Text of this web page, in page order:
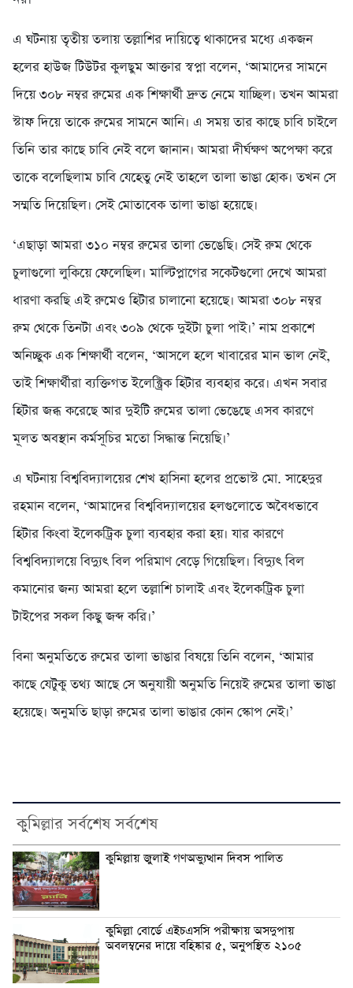
এ ঘটনায় তৃতীয় তলায় তল্লাশির দায়িত্বে থাকাদের মধ্যে একজন
হলের হাউজ টিউটর কুলছুম আক্তার স্বপ্না বলেন, ‘আমাদের সামনে
দিয়ে ৩০৮ নম্বর রুমের এক শিক্ষার্থী দ্রুত নেমে যাচ্ছিল। তখন আমরা
স্টাফ দিয়ে তাকে রুমের সামনে আনি। এ সময় তার কাছে চাবি চাইলে
তিনি তার কাছে চাবি নেই বলে জানান। আমরা দীর্ঘক্ষণ অপেক্ষা করে
তাকে বলেছিলাম চাবি যেহেতু নেই তাহলে তালা ভাঙা হোক। তখন সে
সম্মতি দিয়েছিল। সেই মোতাবেক তালা ভাঙা হয়েছে।
‘এছাড়া আমরা ৩১০ নম্বর রুমের তালা ভেঙেছি। সেই রুম থেকে
চুলাগুলো লুকিয়ে ফেলেছিল। মাল্টিপ্লাগের সকেটগুলো দেখে আমরা
ধারণা করছি এই রুমেও হিটার চালানো হয়েছে। আমরা ৩০৮ নম্বর
রুম থেকে তিনটা এবং ৩০৯ থেকে দুইটা চুলা পাই।’ নাম প্রকাশে
অনিচ্ছুক এক শিক্ষার্থী বলেন, ‘আসলে হলে খাবারের মান ভাল নেই,
তাই শিক্ষার্থীরা ব্যক্তিগত ইলেক্ট্রিক হিটার ব্যবহার করে। এখন সবার
হিটার জব্ধ করেছে আর দুইটি রুমের তালা ভেঙেছে এসব কারণে
মূলত অবস্থান কর্মসূচির মতো সিদ্ধান্ত নিয়েছি।’
এ ঘটনায় বিশ্ববিদ্যালয়ের শেখ হাসিনা হলের প্রভোস্ট মো. সাহেদুর
রহমান বলেন, ‘আমাদের বিশ্ববিদ্যালয়ের হলগুলোতে অবৈধভাবে
হিটার কিংবা ইলেকট্রিক চুলা ব্যবহার করা হয়। যার কারণে
বিশ্ববিদ্যালয়ে বিদ্যুৎ বিল পরিমাণ বেড়ে গিয়েছিল। বিদ্যুৎ বিল
কমানোর জন্য আমরা হলে তল্লাশি চালাই এবং ইলেকট্রিক চুলা
টাইপের সকল কিছু জব্দ করি।’
বিনা অনুমতিতে রুমের তালা ভাঙার বিষয়ে তিনি বলেন, ‘আমার
কাছে যেটুকু তথ্য আছে সে অনুযায়ী অনুমতি নিয়েই রুমের তালা ভাঙা
হয়েছে। অনুমতি ছাড়া রুমের তালা ভাঙার কোন স্কোপ নেই।’
কুমিল্লার সর্বশেষ সর্বশেষ
কুমিল্লায় জুলাই গণঅভ্যুত্থান দিবস পালিত
কুমিল্লা বোর্ডে এইচএসসি পরীক্ষায় অসদুপায়
অবলম্বনের দায়ে বহিষ্কার ৫, অনুপস্থিত ২১০৫